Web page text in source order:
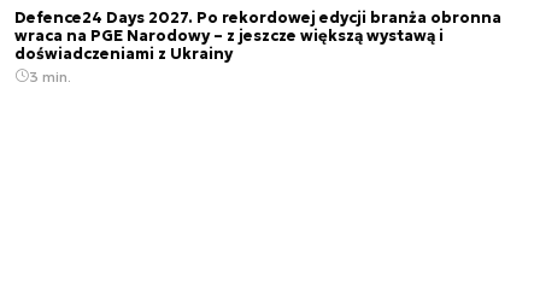
Defence24 Days 2027. Po rekordowej edycji branża obronna
wraca na PGE Narodowy – z jeszcze większą wystawą i
doświadczeniami z Ukrainy
3 min.